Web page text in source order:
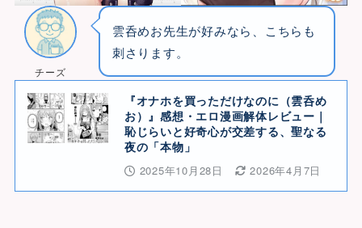
チーズ
雲呑めお先生が好みなら、こちらも
刺さります。
『オナホを買っただけなのに（雲呑め
お）』感想・エロ漫画解体レビュー｜
恥じらいと好奇心が交差する、聖なる
夜の「本物」
2025年10月28日 2026年4月7日